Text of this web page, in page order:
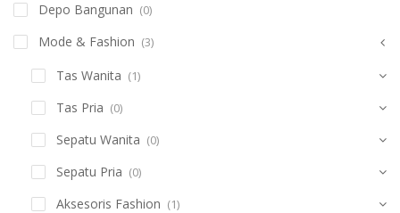
Depo Bangunan (0)
Mode & Fashion (3)
Tas Wanita (1)
Tas Pria (0)
Sepatu Wanita (0)
Sepatu Pria (0)
Aksesoris Fashion (1)